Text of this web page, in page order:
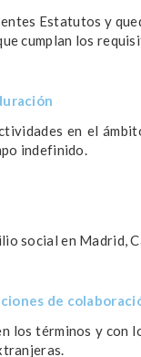
Estatutos y
cumplan los
en el
indefinido.
social en Madrid,
de
los términos y con